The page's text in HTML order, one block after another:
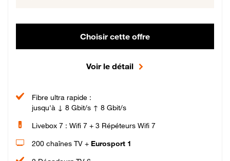
Choisir cette offre
Voir le détail
Fibre ultra rapide :
jusqu'à ↓ 8 Gbit/s ↑ 8 Gbit/s
Livebox 7 : Wifi 7 + 3 Répéteurs Wifi 7
200 chaînes TV + Eurosport 1